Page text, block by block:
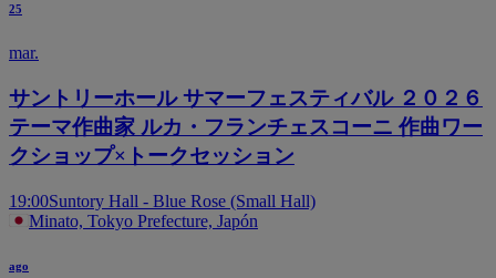
25
mar.
サントリーホール サマーフェスティバル ２０２６
テーマ作曲家 ルカ・フランチェスコーニ 作曲ワー
クショップ×トークセッション
19:00Suntory Hall - Blue Rose (Small Hall)
Minato, Tokyo Prefecture, Japón
ago